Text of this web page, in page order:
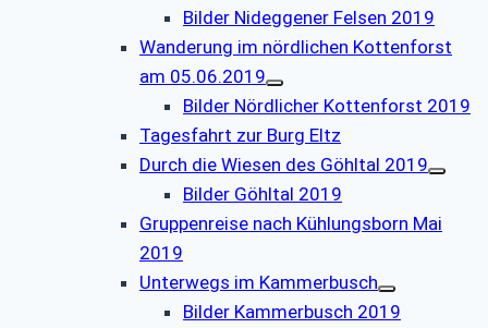
Bilder Nideggener Felsen 2019
Wanderung im nördlichen Kottenforst
am 05.06.2019
Bilder Nördlicher Kottenforst 2019
Tagesfahrt zur Burg Eltz
Durch die Wiesen des Göhltal 2019
Bilder Göhltal 2019
Gruppenreise nach Kühlungsborn Mai
2019
Unterwegs im Kammerbusch
Bilder Kammerbusch 2019